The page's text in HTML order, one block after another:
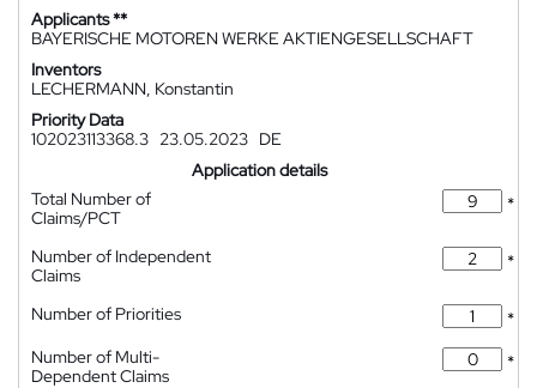
Applicants **
BAYERISCHE MOTOREN WERKE AKTIENGESELLSCHAFT
Inventors
LECHERMANN, Konstantin
Priority Data
102023113368.3 23.05.2023 DE
Application details
Total Number of
Claims/PCT
*
Number of Independent
Claims
*
Number of Priorities
*
Number of Multi-
Dependent Claims
*